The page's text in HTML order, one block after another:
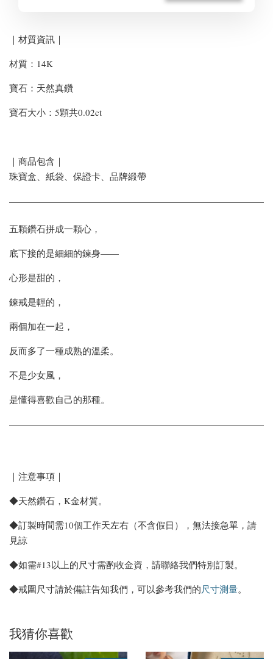
｜材質資訊｜
材質：14K
寶石：天然真鑽
寶石大小：5顆共0.02ct
｜商品包含｜
珠寶盒、紙袋、保證卡、品牌緞帶
五顆鑽石拼成一顆心，
底下接的是細細的鍊身——
心形是甜的，
鍊戒是輕的，
兩個加在一起，
反而多了一種成熟的溫柔。
不是少女風，
是懂得喜歡自己的那種。
｜注意事項｜
◆天然鑽石，K金材質。
◆訂製時間需10個工作天左右（不含假日），無法接急單，請
見諒
◆如需#13以上的尺寸需酌收金資，請聯絡我們特別訂製。
◆戒圍尺寸請於備註告知我們，可以參考我們的尺寸測量。
我猜你喜歡